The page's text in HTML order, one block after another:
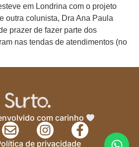
em Londrina com o projeto
outra colunista, Dra Ana Paula
prazer de fazer parte dos
nas tendas de atendimentos (no
com carinho
de privacidade